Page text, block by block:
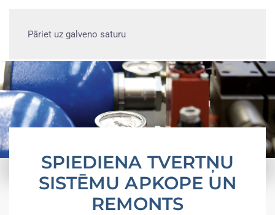
Pāriet uz galveno saturu
SPIEDIENA TVERTŅU
SISTĒMU APKOPE UN
REMONTS